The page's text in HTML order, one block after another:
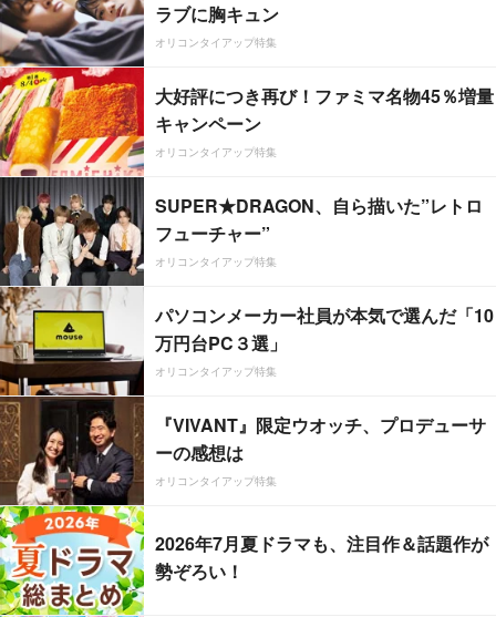
ラブに胸キュン
オリコンタイアップ特集
大好評につき再び！ファミマ名物45％増量
キャンペーン
オリコンタイアップ特集
SUPER★DRAGON、自ら描いた”レトロ
フューチャー”
オリコンタイアップ特集
パソコンメーカー社員が本気で選んだ「10
万円台PC３選」
オリコンタイアップ特集
『VIVANT』限定ウオッチ、プロデューサ
ーの感想は
オリコンタイアップ特集
2026年7月夏ドラマも、注目作＆話題作が
勢ぞろい！